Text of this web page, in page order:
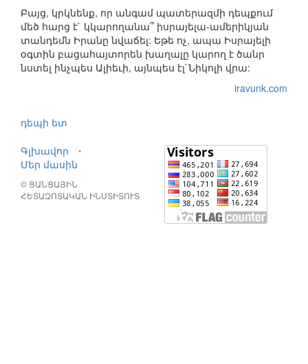
Բայց, կրկնենք, որ անգամ պատերազմի դեպքում
մեծ հարց է` կկարողանա՞ իսրայելա-ամերիկյան
տանդեմն Իրանը նվաճել: Եթե ոչ, ապա Իսրայելի
օգտին բացահայտորեն խաղալը կարող է ծանր
նստել ինչպես Ալիեւի, այնպես էլ`Նիկոլի վրա:
iravunk.com
դեպի ետ
Գլխավոր
⋅
Մեր մասին
© ՑԱՆՑԱՅԻՆ
ՀԵՏԱԶՈՏԱԿԱՆ ԻՆՍՏԻՏՈՒՏ